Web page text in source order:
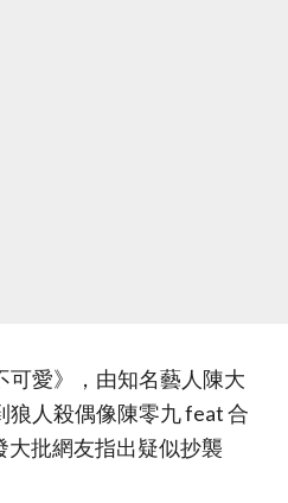
可愛》，由知名藝人陳大
狼人殺偶像陳零九 feat 合
大批網友指出疑似抄襲